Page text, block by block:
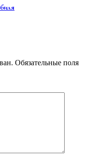
Обязательные поля